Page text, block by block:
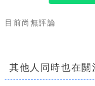
目前尚無評論
其他人同時也在關